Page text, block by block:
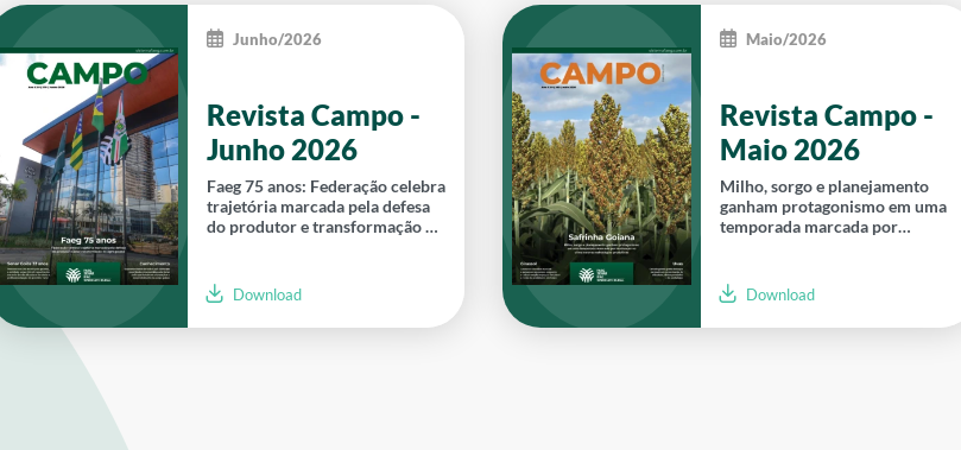
Junho/2026
Revista Campo -
Junho 2026
Faeg 75 anos: Federação celebra
trajetória marcada pela defesa
do produtor e transformação do
Download
Maio/2026
Revista Campo -
Maio 2026
Milho, sorgo e planejamento
ganham protagonismo em uma
temporada marcada por
Download